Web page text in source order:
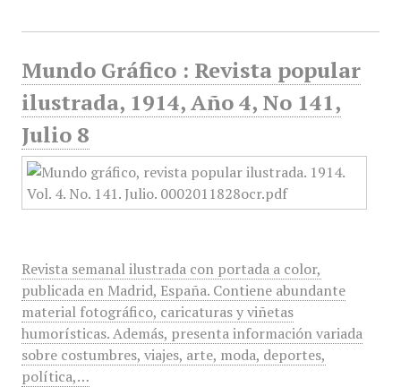
Mundo Gráfico : Revista popular
ilustrada, 1914, Año 4, No 141,
Julio 8
Revista semanal ilustrada con portada a color,
publicada en Madrid, España. Contiene abundante
material fotográfico, caricaturas y viñetas
humorísticas. Además, presenta información variada
sobre costumbres, viajes, arte, moda, deportes,
política,…